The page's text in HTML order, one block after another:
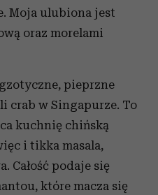
Moja ulubiona jest
oraz morelami
pieprzne
crab w Singapurze. To
kuchnię chińską
i tikka masala,
Całość podaje się
które macza się